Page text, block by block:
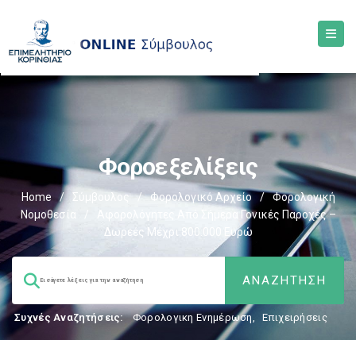
Φοροεξελίξεις
Home / Σύμβουλος / Φορολογικό Αρχείο /
Φορολογική
Νομοθεσία
/
Αφορολόγητες Από Σήμερα Γονικές Παροχές –
Δωρεές Μέχρι 800.000 Ευρώ
Συχνές Αναζητήσεις: Φορολογικη Ενημέρωση, Επιχειρήσεις